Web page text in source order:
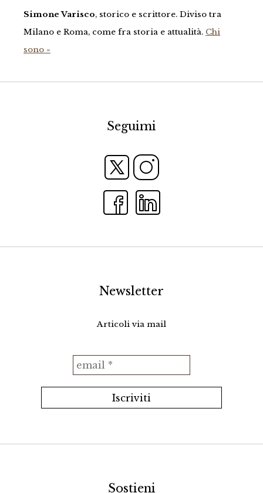
Simone Varisco, storico e scrittore. Diviso tra
Milano e Roma, come fra storia e attualità. Chi
sono »
Seguimi
Newsletter
Articoli via mail
Sostieni